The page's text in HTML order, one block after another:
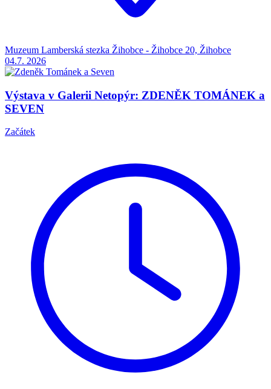
Muzeum Lamberská stezka Žihobce - Žihobce 20, Žihobce
04.7. 2026
Výstava v Galerii Netopýr: ZDENĚK TOMÁNEK a
SEVEN
Začátek